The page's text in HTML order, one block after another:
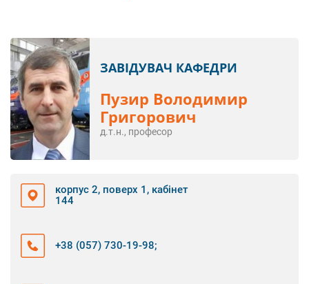
ЗАВІДУВАЧ КАФЕДРИ
Пузир Володимир
Григорович
д.т.н., професор
корпус 2, поверх 1, кабінет
144
+38 (057) 730-19-98;